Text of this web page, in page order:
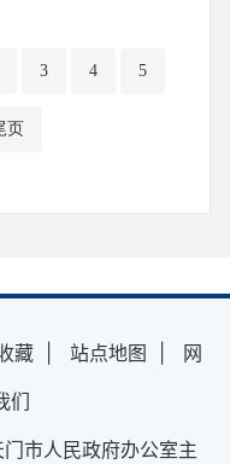
3 4 5
页
藏 站点地图
网
们
市人民政府办公室主